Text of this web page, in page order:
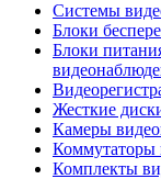
Системы
Блоки
Блоки
Жесткие
Камеры
Коммутаторы
Комплекты